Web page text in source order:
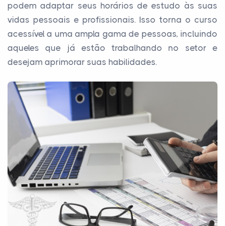
podem adaptar seus horários de estudo às suas
vidas pessoais e profissionais. Isso torna o curso
acessível a uma ampla gama de pessoas, incluindo
aqueles que já estão trabalhando no setor e
desejam aprimorar suas habilidades.